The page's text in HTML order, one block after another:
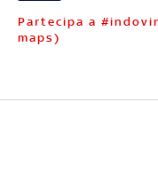
Partecipa a #indovinalostadio (immagine da google
maps)